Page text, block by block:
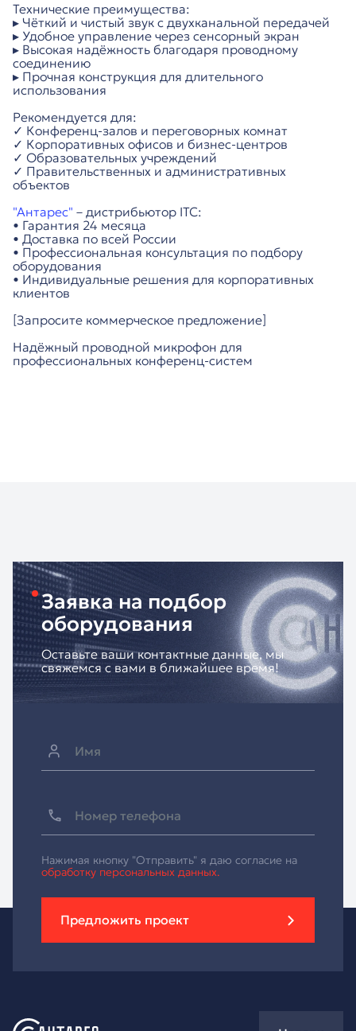
Технические преимущества:
▸ Чёткий и чистый звук с двухканальной передачей
▸ Удобное управление через сенсорный экран
▸ Высокая надёжность благодаря проводному
соединению
▸ Прочная конструкция для длительного
использования
Рекомендуется для:
✓ Конференц-залов и переговорных комнат
✓ Корпоративных офисов и бизнес-центров
✓ Образовательных учреждений
✓ Правительственных и административных
объектов
"Антарес" – дистрибьютор ITC:
• Гарантия 24 месяца
• Доставка по всей России
• Профессиональная консультация по подбору
оборудования
• Индивидуальные решения для корпоративных
клиентов
[Запросите коммерческое предложение]
Надёжный проводной микрофон для
профессиональных конференц-систем
Заявка на подбор
оборудования
Оставьте ваши контактные данные, мы
свяжемся с вами в ближайшее время!
Нажимая кнопку "Отправить" я даю согласие на
обработку персональных данных.
Предложить проект